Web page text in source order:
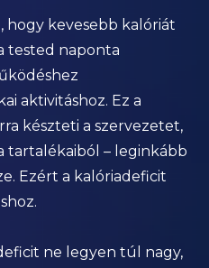
hogy kevesebb kalóriát
tested naponta
aktivitáshoz. Ez a
készteti a szervezetet,
tartalékaiból – leginkább
Ezért a kalóriadeficit
ne legyen túl nagy,